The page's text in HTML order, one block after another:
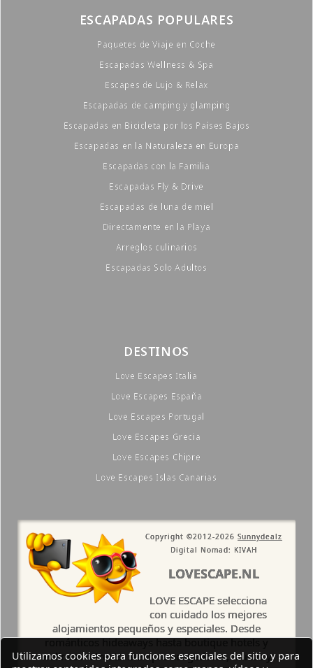
ESCAPADAS POPULARES
Paquetes de Viaje en Coche
Escapadas Wellness & Spa
Escapes de Lujo & Relax
Escapadas de camping y glamping
Escapadas en Bicicleta por los Países Bajos
Escapadas en la Naturaleza en Europa
Escapadas con la Familia
Escapadas Fly & Drive
Escapadas de luna de miel
Directamente en la Playa
Arreglos culinarios
Escapadas Solo Adultos
DESTINOS
Love Escapes Italia
Love Escapes España
Love Escapes Portugal
Love Escapes Grecia
Love Escapes Chipre
Love Escapes Islas Canarias
Copyright ©2012-2026 Sunnydealz
Digital Nomad: KIVAH
LOVESCAPE.NL
LOVE ESCAPE selecciona
con cuidado los mejores
alojamientos pequeños y especiales. Desde
románticos hideaways hasta boutique hotels y
wellness retreats. Siempre acogedores, únicos y
Utilizamos cookies para funciones esenciales del sitio y para